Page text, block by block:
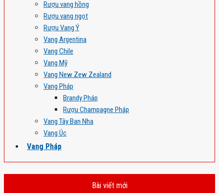
Rượu vang hồng
Rượu vang ngọt
Rượu Vang Ý
Vang Argentina
Vang Chile
Vang Mỹ
Vang New Zew Zealand
Vang Pháp
Brandy Pháp
Rượu Champagne Pháp
Vang Tây Ban Nha
Vang Úc
Vang Pháp
Bài viết mới